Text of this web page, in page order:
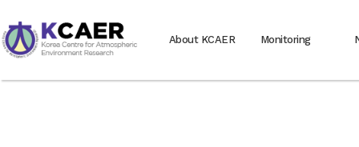
About KCAER Monitoring